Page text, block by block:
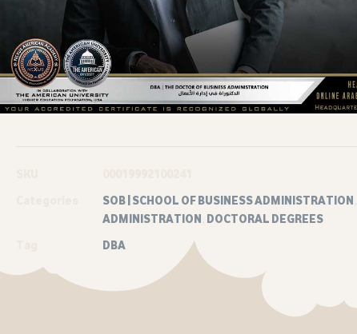
SOB | SCHOOL OF BUSINESS ADMINISTRATION
ADMINISTRATION DOCTORAL DEGREES
DBA